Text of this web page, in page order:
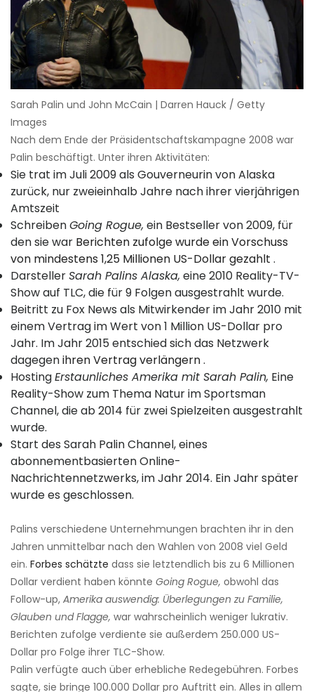
Sarah Palin und John McCain | Darren Hauck / Getty
Images
Nach dem Ende der Präsidentschaftskampagne 2008 war
Palin beschäftigt. Unter ihren Aktivitäten:
Sie trat im Juli 2009 als Gouverneurin von Alaska
zurück, nur zweieinhalb Jahre nach ihrer vierjährigen
Amtszeit
SchreibenGoing Rogue, ein Bestseller von 2009, für
den sie war Berichten zufolge wurde ein Vorschuss
von mindestens 1,25 Millionen US-Dollar gezahlt .
DarstellerSarah Palins Alaska, eine 2010 Reality-TV-
Show auf TLC, die für 9 Folgen ausgestrahlt wurde.
Beitritt zu Fox News als Mitwirkender im Jahr 2010 mit
einem Vertrag im Wert von 1 Million US-Dollar pro
Jahr. Im Jahr 2015 entschied sich das Netzwerk
dagegenihren Vertrag verlängern.
HostingErstaunliches Amerika mit Sarah Palin, Eine
Reality-Show zum Thema Natur im Sportsman
Channel, die ab 2014 für zwei Spielzeiten ausgestrahlt
wurde.
Start des Sarah Palin Channel, eines
abonnementbasierten Online-
Nachrichtennetzwerks, im Jahr 2014. Ein Jahr später
wurde es geschlossen.
Palins verschiedene Unternehmungen brachten ihr in den
Jahren unmittelbar nach den Wahlen von 2008 viel Geld
ein. Forbes schätzte dass sie letztendlich bis zu 6 Millionen
Dollar verdient haben könnte Going Rogue, obwohl das
Follow-up, Amerika auswendig: Überlegungen zu Familie,
Glauben und Flagge, war wahrscheinlich weniger lukrativ.
Berichten zufolge verdiente sie außerdem 250.000 US-
Dollar pro Folge ihrer TLC-Show.
Palin verfügte auch über erhebliche Redegebühren. Forbes
sagte, sie bringe 100.000 Dollar pro Auftritt ein. Alles in allem